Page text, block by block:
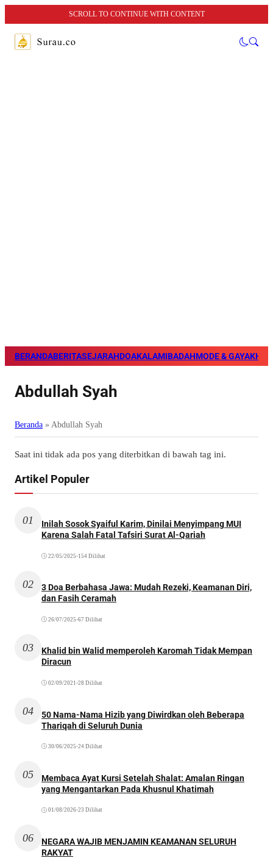
SCROLL TO CONTINUE WITH CONTENT
BERANDABERITASEJARAHDOAKALAMIBADAHMODE & GAYA
Abdullah Syah
Beranda » Abdullah Syah
Saat ini tidak ada pos yang diterbitkan di bawah tag ini.
Artikel Populer
01
Inilah Sosok Syaiful Karim, Dinilai Menyimpang MUI
Karena Salah Fatal Tafsiri Surat Al-Qariah
22/05/2025 •154 Dilihat
02
3 Doa Berbahasa Jawa: Mudah Rezeki, Keamanan Diri,
dan Fasih Ceramah
26/07/2025 •67 Dilihat
03
Khalid bin Walid memperoleh Karomah Tidak Mempan
Diracun
02/09/2021 •28 Dilihat
04
50 Nama-Nama Hizib yang Diwirdkan oleh Beberapa
Thariqah di Seluruh Dunia
30/06/2025 •24 Dilihat
05
Membaca Ayat Kursi Setelah Shalat: Amalan Ringan
yang Mengantarkan Pada Khusnul Khatimah
01/08/2026•23 Dilihat
06
NEGARA WAJIB MENJAMIN KEAMANAN SELURUH
RAKYAT